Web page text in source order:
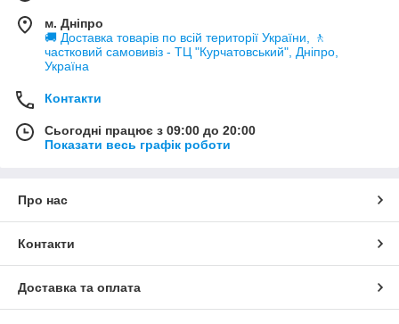
м. Дніпро
🚚 Доставка товарів по всій території України, 🚶
частковий самовивіз - ТЦ "Курчатовський", Дніпро,
Україна
Контакти
Сьогодні працює з 09:00 до 20:00
Показати весь графік роботи
Про нас
Контакти
Доставка та оплата